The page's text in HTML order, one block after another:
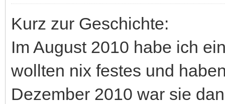
Kurz zur Geschichte:
Im August 2010 habe ich
wollten nix festes und
Dezember 2010 war sie